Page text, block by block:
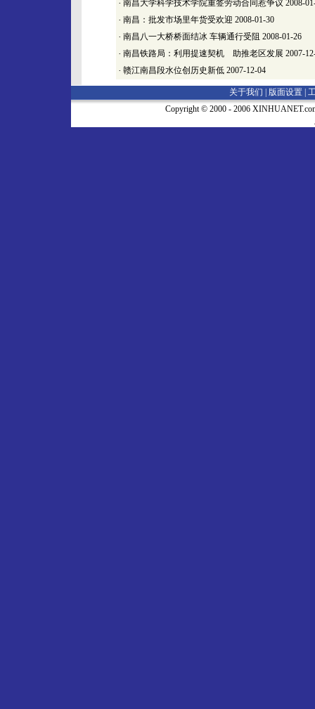
· 南昌大学科学技术学院重签劳动合同惹争议 2008-
· 南昌：批发市场里年货受欢迎 2008-01-30
· 南昌八一大桥桥面结冰 车辆通行受阻 2008-01-26
· 南昌铁路局：利用提速契机 助推老区发展 2007-
· 赣江南昌段水位创历史新低 2007-12-04
关于我们 | 版面设置
Copyright © 2000 - 2006